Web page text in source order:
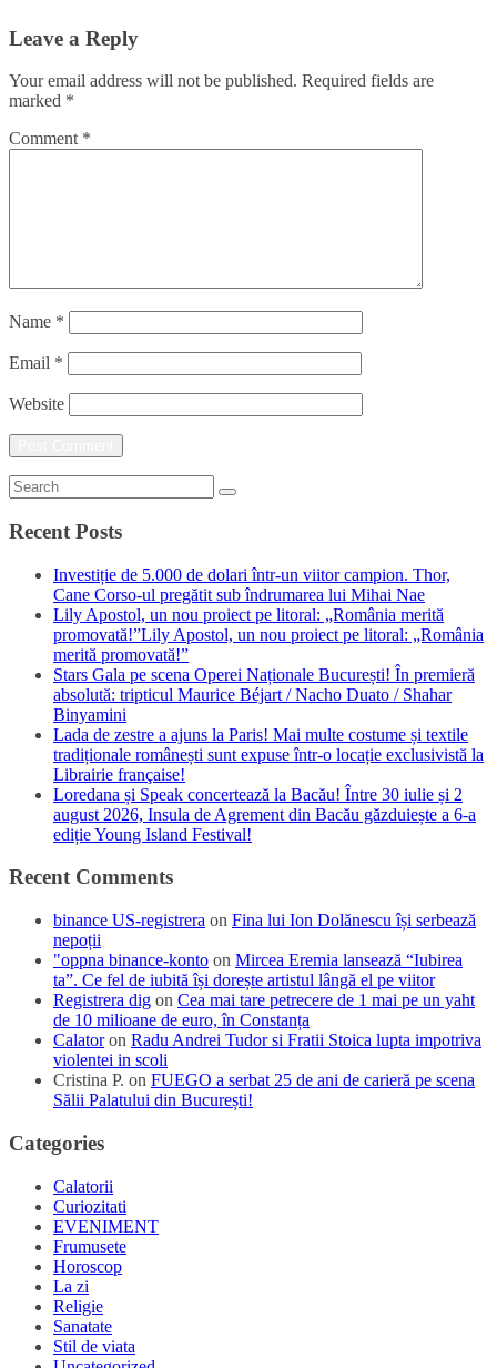
Leave a Reply
Your email address will not be published. Required fields are
marked *
Comment *
Name *
Email *
Website
Recent Posts
Investiție de 5.000 de dolari într-un viitor campion. Thor,
Cane Corso-ul pregătit sub îndrumarea lui Mihai Nae
Lily Apostol, un nou proiect pe litoral: „România merită
promovată!”Lily Apostol, un nou proiect pe litoral: „România
merită promovată!”
Stars Gala pe scena Operei Naționale București! În premieră
absolută: tripticul Maurice Béjart / Nacho Duato / Shahar
Binyamini
Lada de zestre a ajuns la Paris! Mai multe costume și textile
tradiționale românești sunt expuse într-o locație exclusivistă la
Librairie française!
Loredana și Speak concertează la Bacău! Între 30 iulie și 2
august 2026, Insula de Agrement din Bacău găzduiește a 6-a
ediție Young Island Festival!
Recent Comments
binance US-registrera on Fina lui Ion Dolănescu își serbează
nepoții
"oppna binance-konto on Mircea Eremia lansează “Iubirea
ta”. Ce fel de iubită își dorește artistul lângă el pe viitor
Registrera dig on Cea mai tare petrecere de 1 mai pe un yaht
de 10 milioane de euro, în Constanța
Calatoron Radu Andrei Tudor si Fratii Stoica lupta impotriva
violentei in scoli
Cristina P. on FUEGO a serbat 25 de ani de carieră pe scena
Sălii Palatului din București!
Categories
Calatorii
Curiozitati
EVENIMENT
Frumusete
Horoscop
La zi
Religie
Sanatate
Stil de viata